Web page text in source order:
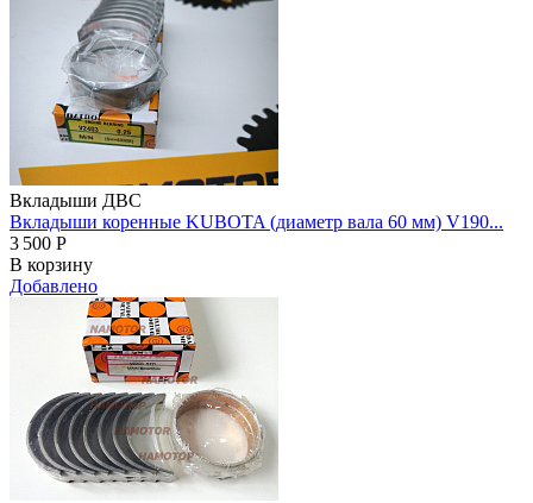
Вкладыши ДВС
Вкладыши коренные KUBOTA (диаметр вала 60 мм) V190...
3 500 Р
В корзину
Добавлено